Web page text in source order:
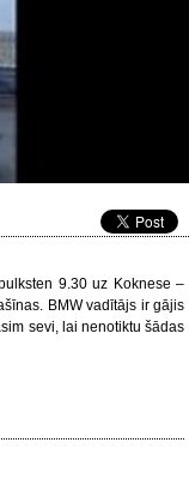
9.30 uz Koknese –
BMW vadītājs ir gājis
sevi, lai nenotiktu šādas